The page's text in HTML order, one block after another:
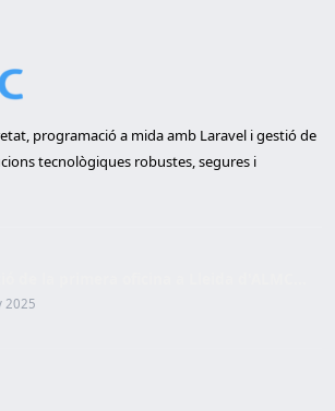
programació a mida amb Laravel i gestió de
tecnològiques robustes, segures i
2025